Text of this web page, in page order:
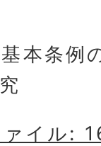
本条例
イル: